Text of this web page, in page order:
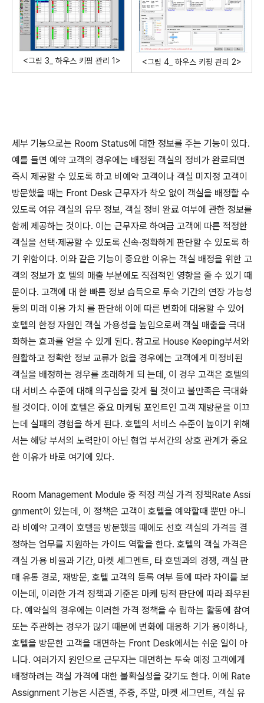
<그림 3_ 하우스 키핑 관리 1> <그림 4_ 하우스 키핑 관리 2>
세부 기능으로는 Room Status에 대한 정보를 주는 기능이 있다.
예를 들면 예약 고객의 경우에는 배정된 객실의 정비가 완료되면
즉시 제공할 수 있도록 하고 비예약 고객이나 객실 미지정 고객이
방문했을 때는 Front Desk 근무자가 착오 없이 객실을 배정할 수
있도록 여유 객실의 유무 정보, 객실 정비 완료 여부에 관한 정보를
함께 제공하는 것이다. 이는 근무자로 하여금 고객에 따른 적정한
객실을 선택·제공할 수 있도록 신속·정확하게 판단할 수 있도록 하
기 위함이다. 이와 같은 기능이 중요한 이유는 객실 배정을 위한 고
객의 정보가 호 텔의 매출 부분에도 직접적인 영향을 줄 수 있기 때
문이다. 고객에 대 한 빠른 정보 습득으로 투숙 기간의 연장 가능성
등의 미래 이용 가치 를 판단해 이에 따른 변화에 대응할 수 있어
호텔의 한정 자원인 객실 가용성을 높임으로써 객실 매출을 극대
화하는 효과를 얻을 수 있게 된다. 참고로 House Keeping부서와
원활하고 정확한 정보 교류가 없을 경우에는 고객에게 미정비된
객실을 배정하는 경우를 초래하게 되 는데, 이 경우 고객은 호텔의
대 서비스 수준에 대해 의구심을 갖게 될 것이고 불만족은 극대화
될 것이다. 이에 호텔은 중요 마케팅 포인트인 고객 재방문을 이끄
는데 실패의 경험을 하게 된다. 호텔의 서비스 수준이 높이기 위해
서는 해당 부서의 노력만이 아닌 협업 부서간의 상호 관계가 중요
한 이유가 바로 여기에 있다.
Room Management Module 중 적정 객실 가격 정책Rate Assi
gnment이 있는데, 이 정책은 고객이 호텔을 예약할때 뿐만 아니
라 비예약 고객이 호텔을 방문했을 때에도 선호 객실의 가격을 결
정하는 업무를 지원하는 가이드 역할을 한다. 호텔의 객실 가격은
객실 가용 비율과 기간, 마켓 세그멘트, 타 호텔과의 경쟁, 객실 판
매 유통 경로, 재방문, 호텔 고객의 등록 여부 등에 따라 차이를 보
이는데, 이러한 가격 정책과 기준은 마케 팅적 판단에 따라 좌우된
다. 예약실의 경우에는 이러한 가격 정책을 수 립하는 활동에 참여
또는 주관하는 경우가 많기 때문에 변화에 대응하 기가 용이하나,
호텔을 방문한 고객을 대면하는 Front Desk에서는 쉬운 일이 아
니다. 여러가지 원인으로 근무자는 대면하는 투숙 예정 고객에게
배정하려는 객실 가격에 대한 불확실성을 갖기도 한다. 이에 Rate
Assignment 기능은 시즌별, 주중, 주말, 마켓 세그먼트, 객실 유